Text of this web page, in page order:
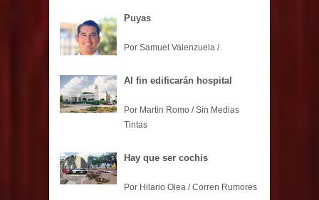
Puyas
Por Samuel Valenzuela /
Al fin edificarán hospital
Por Martin Romo / Sin Medias
Tintas
Hay que ser cochis
Por Hilario Olea / Corren Rumores